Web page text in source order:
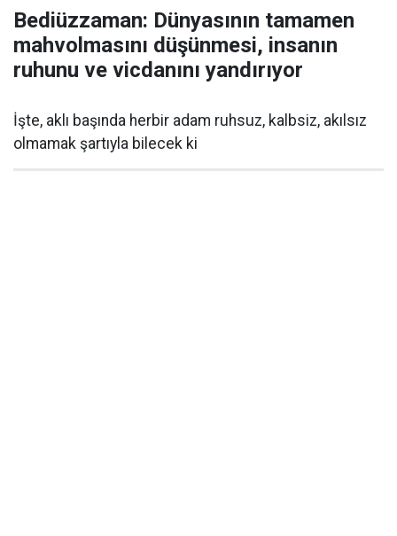
Bediüzzaman: Dünyasının tamamen
mahvolmasını düşünmesi, insanın
ruhunu ve vicdanını yandırıyor
İşte, aklı başında herbir adam ruhsuz, kalbsiz, akılsız
olmamak şartıyla bilecek ki